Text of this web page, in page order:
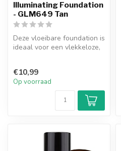
Illuminating Foundation
- GLM649 Tan
Deze vloeibare foundation is
ideaal voor een vlekkeloze,
€10,99
Op voorraad